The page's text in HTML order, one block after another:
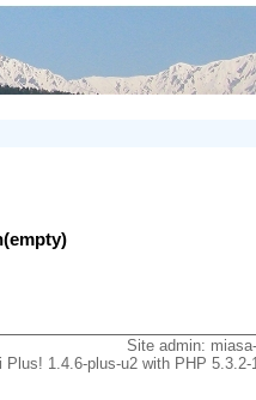
Site admin:
Plus! 1.4.6-plus-u2 with PHP